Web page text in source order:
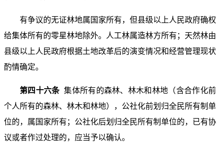
有争议的无证林地属国家所有，但县级以上人民政府确权
给集体所有的零星林地除外。人工林属造林方所有；天然林由
县级以上人民政府根据土地改革后的演变情况和经营管理现状
酌情确定。
第四十六条集体所有的森林、林木和林地（含合作化前
个人所有的森林、林木和林地），公社化前划归全民所有制单
位的，属国家所有；公社化后划归全民所有制单位的，已有协
议或者作过处理的，应当予以确认。